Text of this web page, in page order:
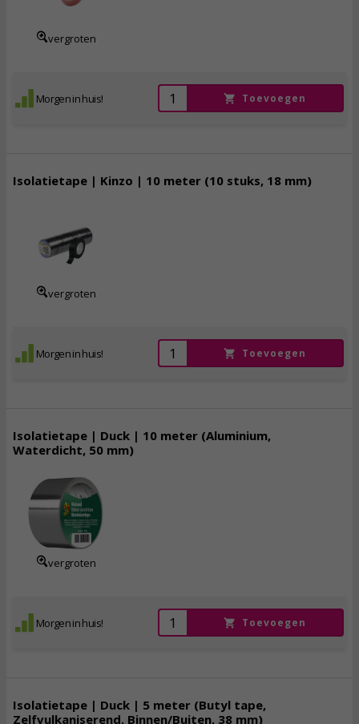
vergroten
Morgen in huis! Toevoegen
Isolatietape | Kinzo | 10 meter (10 stuks, 18 mm)
vergroten
Morgen in huis! Toevoegen
Isolatietape | Duck | 10 meter (Aluminium,
Waterdicht, 50 mm)
vergroten
Morgen in huis! Toevoegen
Isolatietape | Duck | 5 meter (Butyl tape,
Zelfvulkaniserend, Binnen/Buiten, 38 mm)